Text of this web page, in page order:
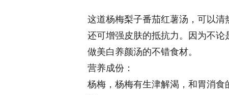
这道杨梅梨子番茄红薯汤，可以
还可增强皮肤的抵抗力。因为不
做美白养颜汤的不错食材。
营养成份：
杨梅，杨梅有生津解渴，和胃消